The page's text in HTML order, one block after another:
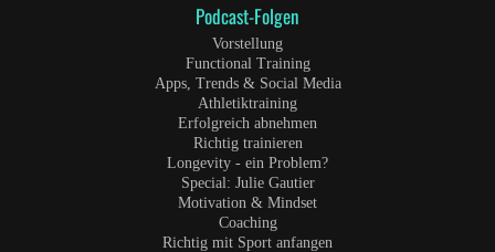
Podcast-Folgen
Vorstellung
Functional Training
Apps, Trends & Social Media
Athletiktraining
Erfolgreich abnehmen
Richtig trainieren
Longevity - ein Problem?
Special: Julie Gautier
Motivation & Mindset
Coaching
Richtig mit Sport anfangen